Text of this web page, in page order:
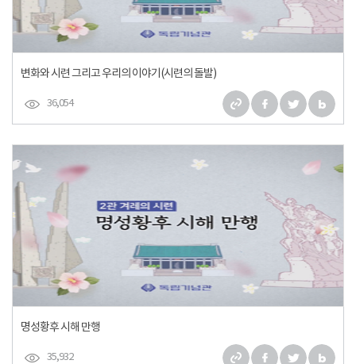
변화와 시련 그리고 우리의 이야기(시련의 돌발)
36,054
명성황후 시해 만행
35,932